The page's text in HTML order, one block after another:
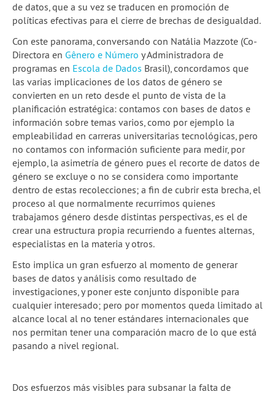
de datos, que a su vez se traducen en promoción de
políticas efectivas para el cierre de brechas de desigualdad.
Con este panorama, conversando con Natália Mazzote (Co-
Directora en Gênero e Número y Administradora de
programas en Escola de Dados Brasil), concordamos que
las varias implicaciones de los datos de género se
convierten en un reto desde el punto de vista de la
planificación estratégica: contamos con bases de datos e
información sobre temas varios, como por ejemplo la
empleabilidad en carreras universitarias tecnológicas, pero
no contamos con información suficiente para medir, por
ejemplo, la asimetría de género pues el recorte de datos de
género se excluye o no se considera como importante
dentro de estas recolecciones; a fin de cubrir esta brecha, el
proceso al que normalmente recurrimos quienes
trabajamos género desde distintas perspectivas, es el de
crear una estructura propia recurriendo a fuentes alternas,
especialistas en la materia y otros.
Esto implica un gran esfuerzo al momento de generar
bases de datos y análisis como resultado de
investigaciones, y poner este conjunto disponible para
cualquier interesado; pero por momentos queda limitado al
alcance local al no tener estándares internacionales que
nos permitan tener una comparación macro de lo que está
pasando a nivel regional.
Dos esfuerzos más visibles para subsanar la falta de